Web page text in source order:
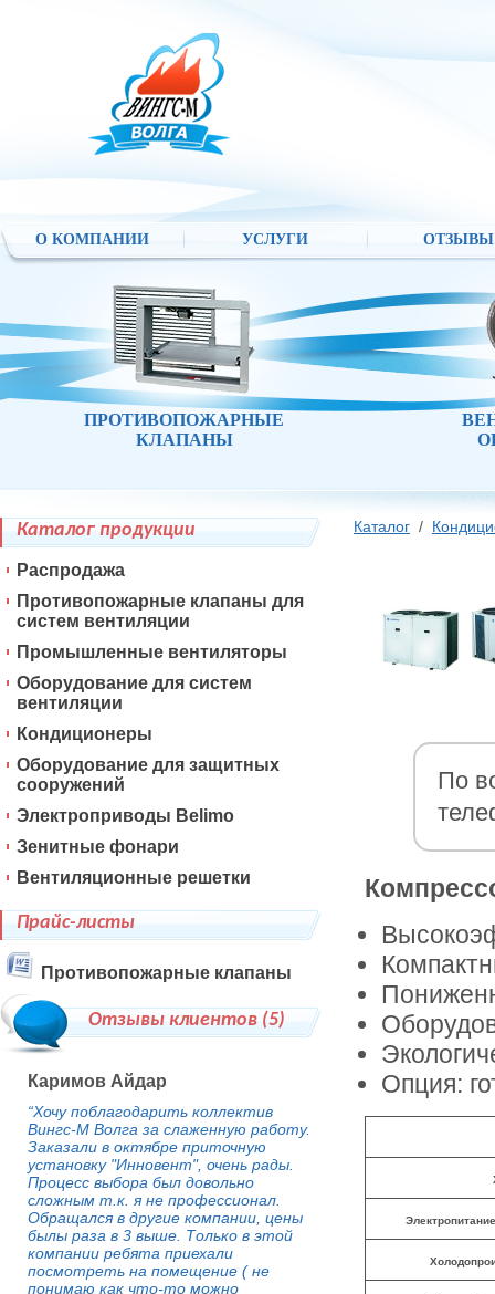
О КОМПАНИИ УСЛУГИ ОТЗЫВЫ
ПРОТИВОПОЖАРНЫЕ
КЛАПАНЫ
Каталог /
По
Опция:
Каталог продукции
Распродажа
Противопожарные клапаны для
систем вентиляции
Промышленные вентиляторы
Оборудование для систем
вентиляции
Кондиционеры
Оборудование для защитных
сооружений
Электроприводы Belimo
Зенитные фонари
Вентиляционные решетки
Прайс-листы
Противопожарные клапаны
Отзывы клиентов (5)
Каримов Айдар
“Хочу поблагодарить коллектив
Вингс-М Волга за слаженную работу.
Заказали в октябре приточную
установку "Инновент", очень рады.
Процесс выбора был довольно
сложным т.к. я не профессионал.
Обращался в другие компании, цены
былы раза в 3 выше. Только в этой
компании ребята приехали
посмотреть на помещение ( не
понимаю как что-то можно